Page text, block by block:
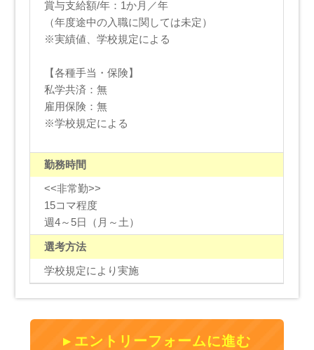
賞与支給額/年：1か月／年
（年度途中の入職に関しては未定）
※実績値、学校規定による
【各種手当・保険】
私学共済：無
雇用保険：無
※学校規定による
勤務時間
<<非常勤>>
15コマ程度
週4～5日（月～土）
選考方法
学校規定により実施
エントリーフォームに進む